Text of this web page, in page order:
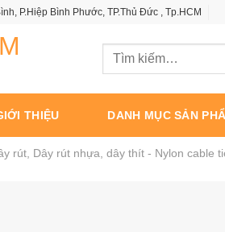
P.Hiệp Bình Phước, TP.Thủ Đức , Tp.HCM
Tìm
kiếm:
THIỆU DANH MỤC SẢN
rút, Dây rút nhựa, dây thít - Nylon cable